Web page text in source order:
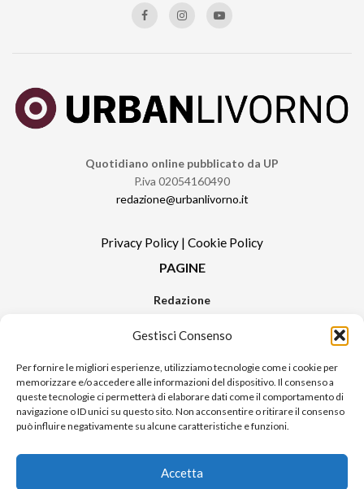
Gestisci Consenso
Per fornire le migliori esperienze, utilizziamo tecnologie come i cookie per
memorizzare e/o accedere alle informazioni del dispositivo. Il consenso a
queste tecnologie ci permetterà di elaborare dati come il comportamento di
navigazione o ID unici su questo sito. Non acconsentire o ritirare il consenso
può influire negativamente su alcune caratteristiche e funzioni.
Accetta
Quotidiano online pubblicato da UP
P.iva 02054160490
redazione@urbanlivorno.it
Privacy Policy | Cookie Policy
PAGINE
Redazione
Pubblicità
Sitemap
RUBRICHE
Notizie in Primo Piano
Urban Video